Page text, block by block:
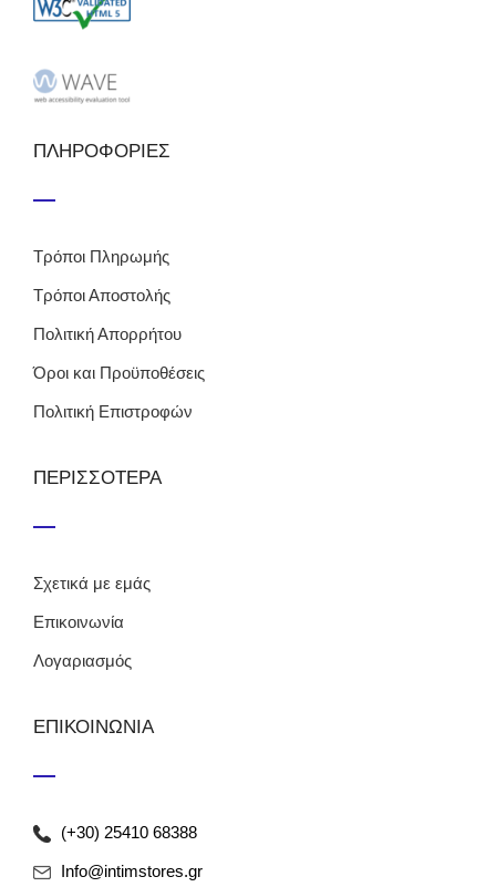
ΠΛΗΡΟΦΟΡΙΕΣ
Τρόποι Πληρωμής
Τρόποι Αποστολής
Πολιτική Απορρήτου
Όροι και Προϋποθέσεις
Πολιτική Επιστροφών
ΠΕΡΙΣΣΟΤΕΡΑ
Σχετικά με εμάς
Επικοινωνία
Λογαριασμός
ΕΠΙΚΟΙΝΩΝΙΑ
(+30) 25410 68388
Info@intimstores.gr